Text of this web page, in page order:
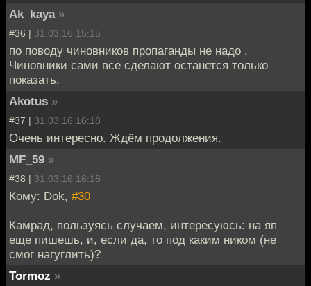
Ak_kaya »
#36 | 31.03.16 15:15
по поводу чиновников пропаганды не надо .
Чиновники сами все сделают останется только
показать.
Akotus »
#37 | 31.03.16 16:18
Очень интересно. Ждём продолжения.
MF_59 »
#38 | 31.03.16 16:18
Кому: Dok, #30
Камрад, пользуясь случаем, интересуюсь: на яп
еще пишешь, и, если да, то под каким ником (не
смог нагуглить)?
Tormoz »